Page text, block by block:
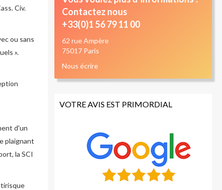
Civ.
ou sans
».
d'un
plaignant
la SCI
Contactez nous
+33(0)1 56 79 11 00
62 rue Ampère
75017 Paris
Nous écrire
VOTRE AVIS EST PRIMORDIAL